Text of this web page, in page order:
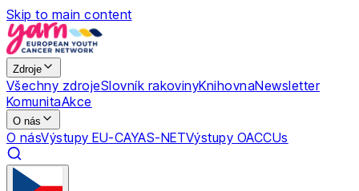
Skip to main content
Zdroje
Všechny zdrojeSlovník rakovinyKnihovnaNewsletter
KomunitaAkce
O nás
O násVýstupy EU-CAYAS-NETVýstupy OACCUs